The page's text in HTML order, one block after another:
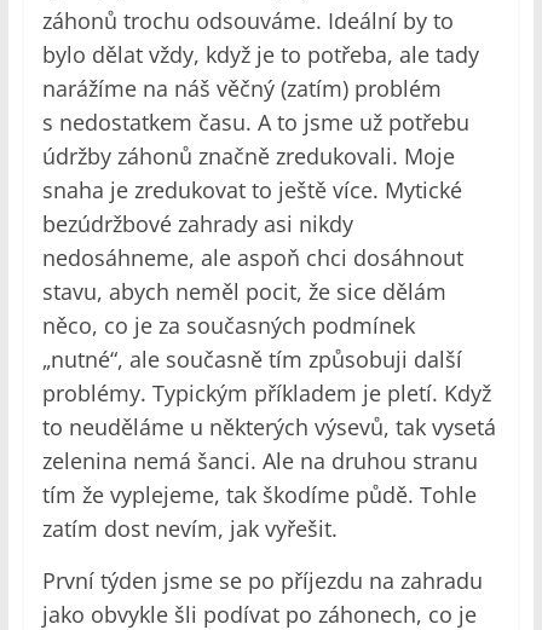
záhonů trochu odsouváme. Ideální by to
bylo dělat vždy, když je to potřeba, ale tady
narážíme na náš věčný (zatím) problém
s nedostatkem času. A to jsme už potřebu
údržby záhonů značně zredukovali. Moje
snaha je zredukovat to ještě více. Mytické
bezúdržbové zahrady asi nikdy
nedosáhneme, ale aspoň chci dosáhnout
stavu, abych neměl pocit, že sice dělám
něco, co je za současných podmínek
„nutné“, ale současně tím způsobuji další
problémy. Typickým příkladem je pletí. Když
to neuděláme u některých výsevů, tak vysetá
zelenina nemá šanci. Ale na druhou stranu
tím že vyplejeme, tak škodíme půdě. Tohle
zatím dost nevím, jak vyřešit.
První týden jsme se po příjezdu na zahradu
jako obvykle šli podívat po záhonech, co je